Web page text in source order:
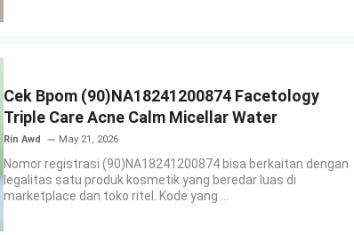
Cek Bpom (90)NA18241200874 Facetology
Triple Care Acne Calm Micellar Water
Rin Awd May 21, 2026
Nomor registrasi (90)NA18241200874 bisa berkaitan dengan
legalitas satu produk kosmetik yang beredar luas di
marketplace dan toko ritel. Kode yang ...